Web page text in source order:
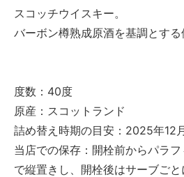
スコッチウイスキー。
バーボン樽熟成原酒を基調とする
度数：40度
原産：スコットランド
詰め替え時期の目安：2025年12
当店での保存：開栓前からパラ
で縦置きし、開栓後はサーブご